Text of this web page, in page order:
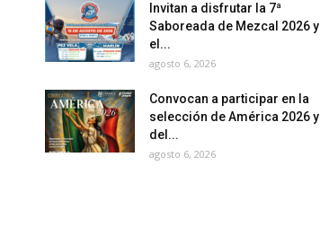
Invitan a disfrutar la 7ª
Saboreada de Mezcal 2026 y
el...
agosto 6, 2026
Convocan a participar en la
selección de América 2026 y
del...
agosto 6, 2026